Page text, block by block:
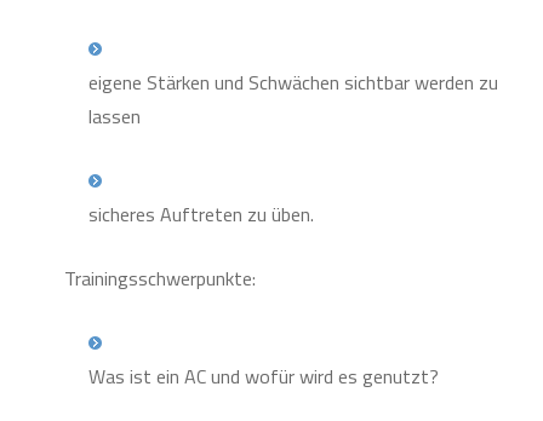
eigene Stärken und Schwächen sichtbar werden zu
lassen
sicheres Auftreten zu üben.
Trainingsschwerpunkte:
Was ist ein AC und wofür wird es genutzt?